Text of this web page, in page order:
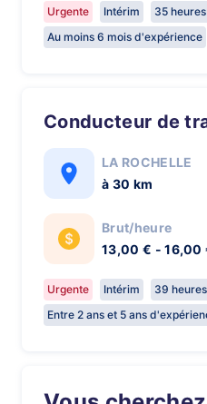
Urgente Intérim
35
Au moins 6 mois d'expérience
Conducteur de
LA ROCHELLE
à 30 km
Brut/heure
13,00 € - 16,00
Urgente Intérim
39
Entre 2 ans et 5 ans